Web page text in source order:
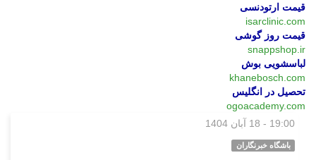
قیمت ارتودنسی
isarclinic.com
قیمت روز گوشی
snappshop.ir
لباسشویی بوش
khanebosch.com
تحصیل در انگلیس
ogoacademy.com
19:00 - 18 آبان 1404
باشگاه خبرنگاران